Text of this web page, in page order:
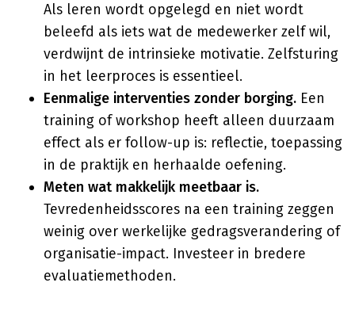
Als leren wordt opgelegd en niet wordt
beleefd als iets wat de medewerker zelf wil,
verdwijnt de intrinsieke motivatie. Zelfsturing
in het leerproces is essentieel.
Eenmalige interventies zonder borging. Een
training of workshop heeft alleen duurzaam
effect als er follow-up is: reflectie, toepassing
in de praktijk en herhaalde oefening.
Meten wat makkelijk meetbaar is.
Tevredenheidsscores na een training zeggen
weinig over werkelijke gedragsverandering of
organisatie-impact. Investeer in bredere
evaluatiemethoden.